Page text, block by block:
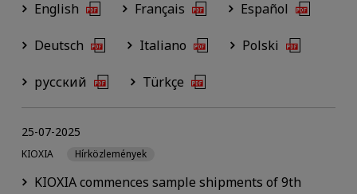
English Français Español
Deutsch Italiano Polski
русский Türkçe
KIOXIA commences sample shipments of 9th
25-07-2025
KIOXIA Hírközlemények